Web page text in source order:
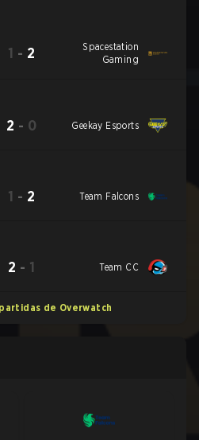
1 - 2
Spacestation
Gaming
2 - 0 Geekay Esports
1 - 2 Team Falcons
2 - 1 Team CC
de Overwatch